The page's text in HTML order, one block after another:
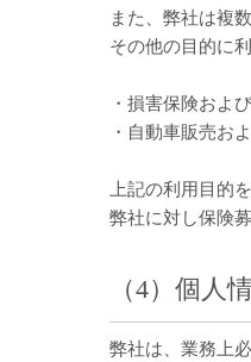
また、弊社は複
その他の目的に
・損害保険およ
・自動車販売お
上記の利用目的
弊社に対し保険
（4）個人
弊社は、業務上